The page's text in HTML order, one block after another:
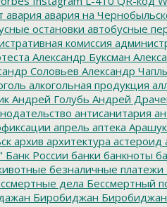
авария авария на
остановки автобусные
комиссия
Александр Буксман
Соловьев Александр
алкогольная продукция
Андрей Голубь Андрей
антисанитария
апрель аптека
архив архитектура астероид
Банк России банки банкноты
безналичные платежи
дела Бессмертный
Биробиджан